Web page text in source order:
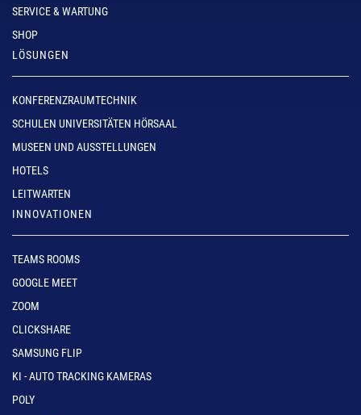
SERVICE & WARTUNG
SHOP
LÖSUNGEN
KONFERENZRAUMTECHNIK
SCHULEN UNIVERSITÄTEN HÖRSAAL
MUSEEN UND AUSSTELLUNGEN
HOTELS
LEITWARTEN
INNOVATIONEN
TEAMS ROOMS
GOOGLE MEET
ZOOM
CLICKSHARE
SAMSUNG FLIP
KI - AUTO TRACKING KAMERAS
POLY